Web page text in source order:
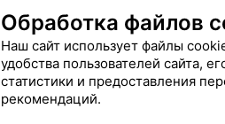
Обработка файлов
Наш сайт использует файлы
удобства пользователей сайта,
статистики и предоставления
рекомендаций.